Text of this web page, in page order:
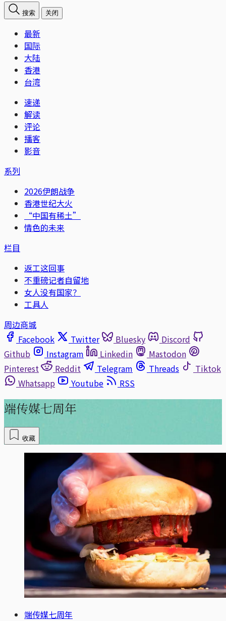
搜索 关闭
最新
国际
大陆
香港
台湾
速递
解读
评论
播客
影音
系列
2026伊朗战争
香港世纪大火
“中国有稀土”
情色的未来
栏目
返工这回事
不重磅记者自留地
女人没有国家？
工具人
周边商城
Facebook
Twitter Bluesky
Discord
Github
Instagram Linkedin
Mastodon
Pinterest
Reddit Telegram Threads
Tiktok
Whatsapp
Youtube RSS
端传媒七周年
收藏
端传媒七周年